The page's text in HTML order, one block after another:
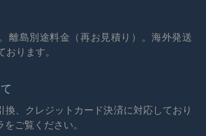
離島別途料金（再お見積り）。海外発送
おります。
換、クレジットカード決済に対応しており
ご覧ください。